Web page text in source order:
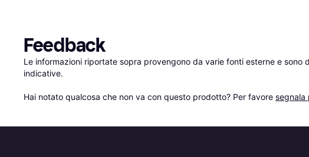
Feedback
Le informazioni riportate sopra provengono da varie fonti esterne e sono
indicative.
Hai notato qualcosa che non va con questo prodotto? Per favore segnala